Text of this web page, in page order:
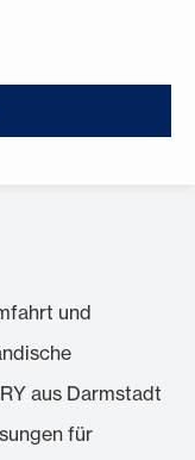
und
aus Darmstadt
für